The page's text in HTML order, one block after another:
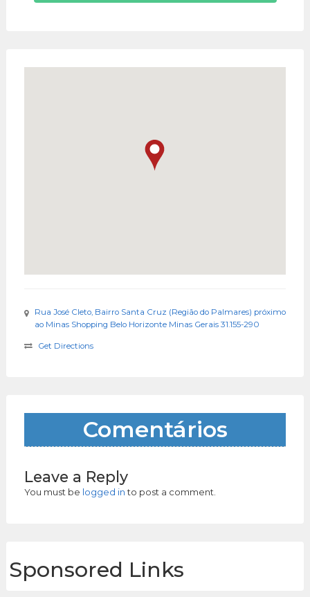
Rua José Cleto, Bairro Santa Cruz (Região do Palmares) próximo
ao Minas Shopping Belo Horizonte Minas Gerais 31.155-290
Get Directions
Comentários
Leave a Reply
You must be logged into post a comment.
Sponsored Links